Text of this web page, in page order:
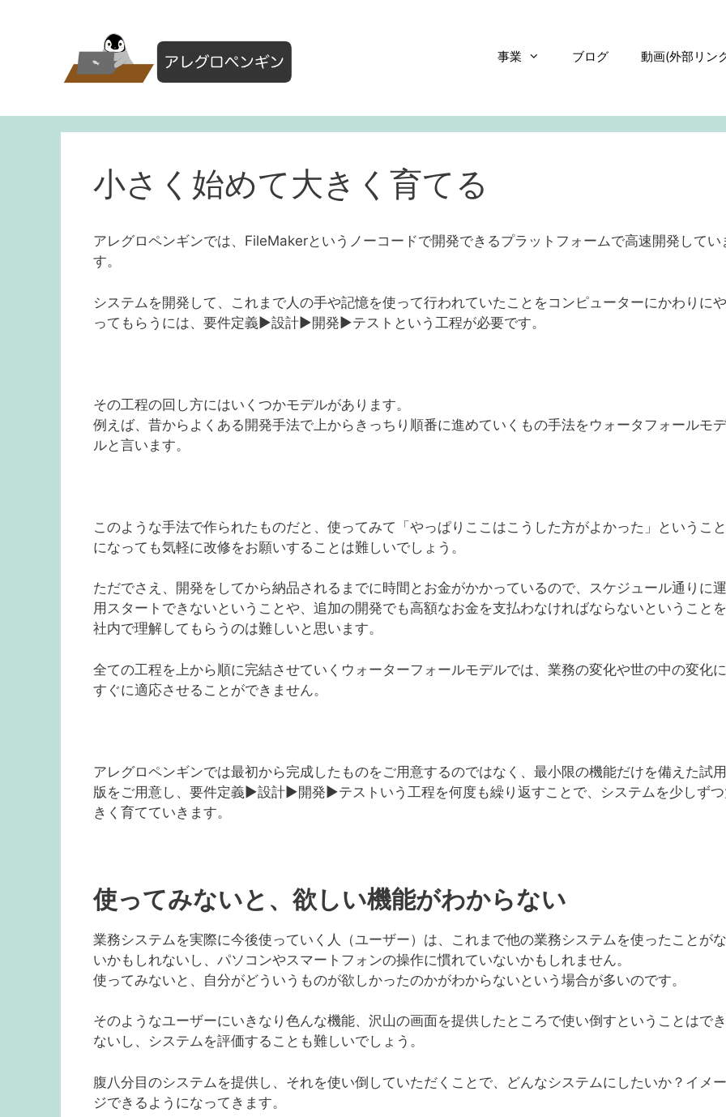
事業 ブログ 動画(外部リン
小さく始めて大きく育てる
アレグロペンギンでは、FileMakerというノーコードで開発できるプラットフォームで高速開発してい
す。
システムを開発して、これまで人の手や記憶を使って行われていたことをコンピューターにかわりにや
ってもらうには、要件定義▶︎設計▶︎開発▶︎テストという工程が必要です。
その工程の回し方にはいくつかモデルがあります。
例えば、昔からよくある開発手法で上からきっちり順番に進めていくもの手法をウォータフォールモデ
ルと言います。
このような手法で作られたものだと、使ってみて「やっぱりここはこうした方がよかった」ということ
になっても気軽に改修をお願いすることは難しいでしょう。
ただでさえ、開発をしてから納品されるまでに時間とお金がかかっているので、スケジュール通りに運
用スタートできないということや、追加の開発でも高額なお金を支払わなければならないということを
社内で理解してもらうのは難しいと思います。
全ての工程を上から順に完結させていくウォーターフォールモデルでは、業務の変化や世の中の変化に
すぐに適応させることができません。
アレグロペンギンでは最初から完成したものをご用意するのではなく、最小限の機能だけを備えた試用
版をご用意し、要件定義▶︎設計▶︎開発▶︎テストいう工程を何度も繰り返すことで、システムを少しず
きく育てていきます。
使ってみないと、欲しい機能がわからない
業務システムを実際に今後使っていく人（ユーザー）は、これまで他の業務システムを使ったことがな
いかもしれないし、パソコンやスマートフォンの操作に慣れていないかもしれません。
使ってみないと、自分がどういうものが欲しかったのかがわからないという場合が多いのです。
そのようなユーザーにいきなり色んな機能、沢山の画面を提供したところで使い倒すということはでき
ないし、システムを評価することも難しいでしょう。
腹八分目のシステムを提供し、それを使い倒していただくことで、どんなシステムにしたいか？イメー
ジできるようになってきます。